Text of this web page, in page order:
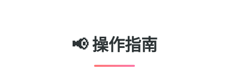
📢 操作指南